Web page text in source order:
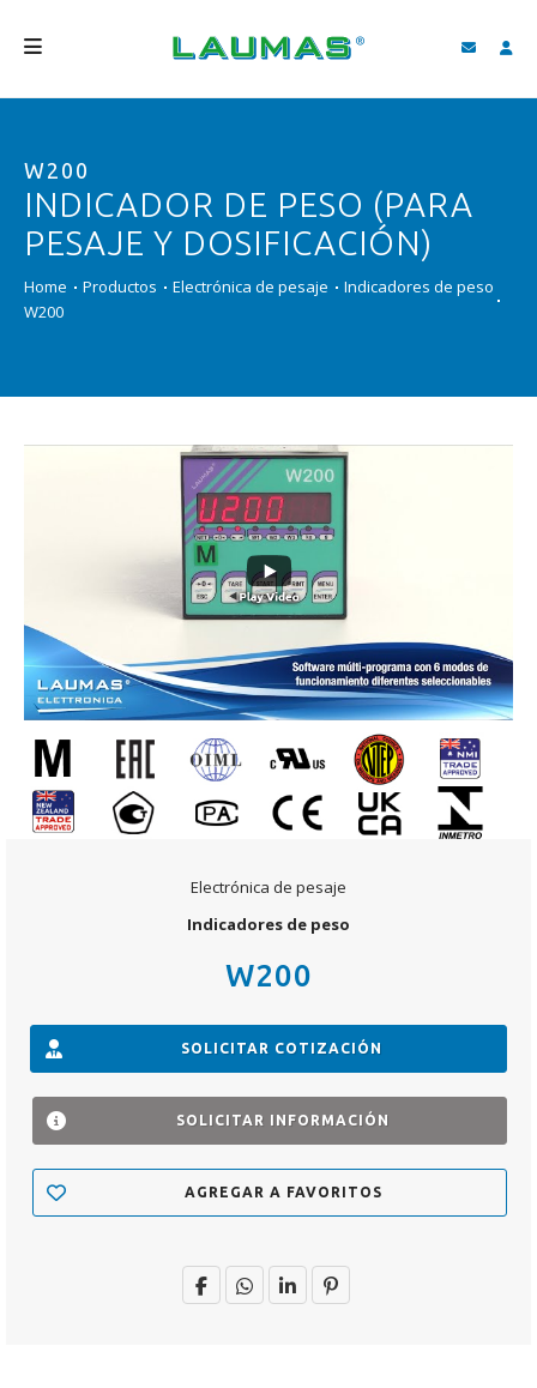
PRODUCTOS
SERVICIOS
VIDEO
W200
INDICADOR DE PESO (PARA
PESAJE Y DOSIFICACIÓN)
Home Productos Electrónica de pesaje
Indicadores de peso
W200
Electrónica de pesaje
Indicadores de peso
W200
SOLICITAR COTIZACIÓN
SOLICITAR INFORMACIÓN
AGREGAR A FAVORITOS